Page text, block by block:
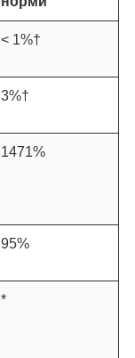
< 1%†
3%†
1471%
95%
*